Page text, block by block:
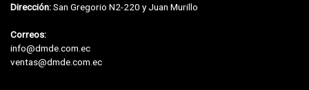
Dirección:San Gregorio N2-220 y Juan Murillo
Correos:
info@dmde.com.ec
ventas@dmde.com.ec